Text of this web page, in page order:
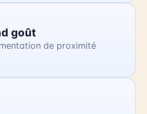
goût
de proximité